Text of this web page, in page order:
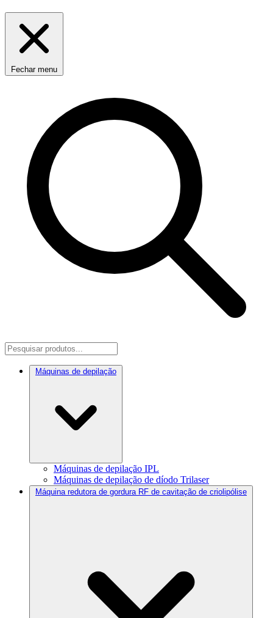
Fechar menu
Máquinas de depilação
Máquinas de depilação IPL
Máquinas de depilação de díodo Trilaser
Máquina redutora de gordura RF de cavitação de criolipólise